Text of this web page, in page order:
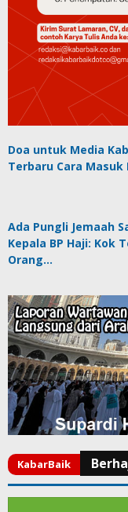
Doa untuk Media
Terbaru Cara Masuk
Ada Pungli Jemaah
Kepala BP Haji: Kok
Orang…